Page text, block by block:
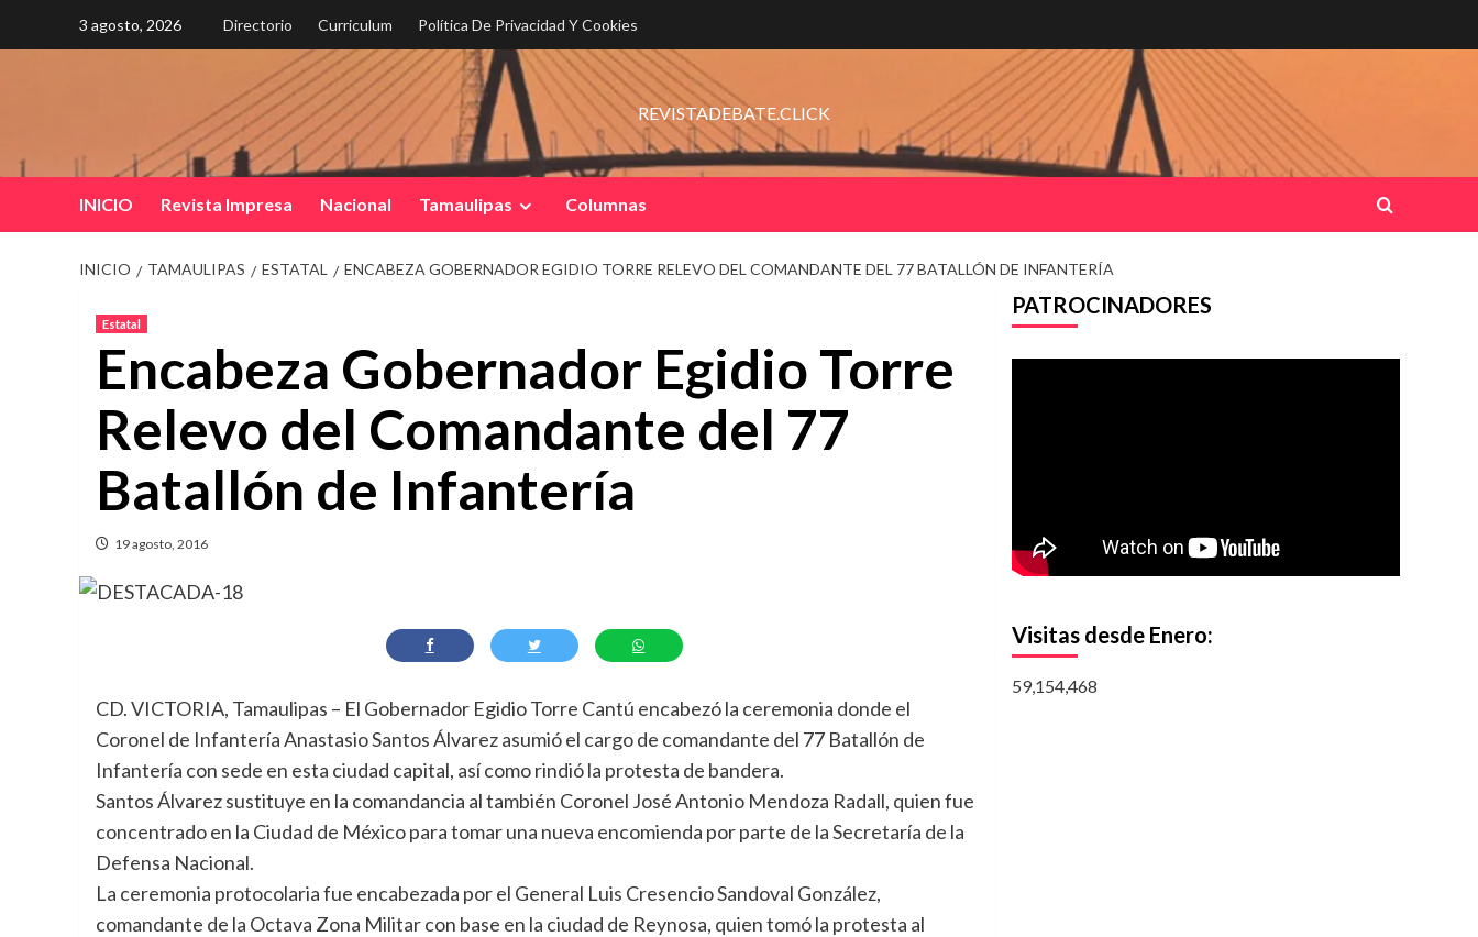
3 agosto, 2026 Directorio Curriculum Política De Privacidad Y Cookies
REVISTADEBATE.CLICK
INICIO Revista Impresa Nacional Tamaulipas Columnas
INICIO TAMAULIPAS ESTATAL ENCABEZA GOBERNADOR EGIDIO TORRE RELEVO DEL COMANDANTE DEL 77 BATALLÓN DE INFANTERÍA
Estatal
Encabeza Gobernador Egidio Torre
Relevo del Comandante del 77
Batallón de Infantería
19 agosto, 2016
CD. VICTORIA, Tamaulipas – El Gobernador Egidio Torre Cantú encabezó la ceremonia donde el
Coronel de Infantería Anastasio Santos Álvarez asumió el cargo de comandante del 77 Batallón de
Infantería con sede en esta ciudad capital, así como rindió la protesta de bandera.
Santos Álvarez sustituye en la comandancia al también Coronel José Antonio Mendoza Radall, quien fue
concentrado en la Ciudad de México para tomar una nueva encomienda por parte de la Secretaría de la
Defensa Nacional.
La ceremonia protocolaria fue encabezada por el General Luis Cresencio Sandoval González,
comandante de la Octava Zona Militar con base en la ciudad de Reynosa, quien tomó la protesta al
PATROCINADORES
Visitas desde Enero:
59,154,468